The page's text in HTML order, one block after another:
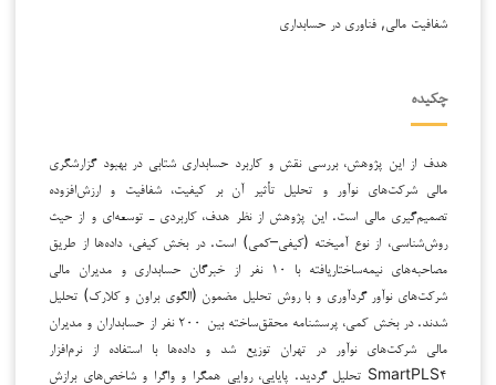
شفافیت مالی, فناوری در حسابداری
چکیده
هدف از این پژوهش، بررسی نقش و کاربرد حسابداری شتابی در بهبود گزارشگری
مالی شرکت‌های نوآور و تحلیل تأثیر آن بر کیفیت، شفافیت و ارزش‌افزوده
تصمیم‌گیری مالی است. این پژوهش از نظر هدف، کاربردی ـ توسعه‌ای و از حیث
روش‌شناسی، از نوع آمیخته (کیفی–کمی) است. در بخش کیفی، داده‌ها از طریق
مصاحبه‌های نیمه‌ساختاریافته با ۱۰ نفر از خبرگان حسابداری و مدیران مالی
شرکت‌های نوآور گردآوری و با روش تحلیل مضمون (الگوی براون و کلارک) تحلیل
شدند. در بخش کمی، پرسشنامه محقق‌ساخته بین ۲۰۰ نفر از حسابداران و مدیران
مالی شرکت‌های نوآور در تهران توزیع شد و داده‌ها با استفاده از نرم‌افزار
SmartPLS۴ تحلیل گردید. پایایی، روایی همگرا و واگرا و شاخص‌های برازش